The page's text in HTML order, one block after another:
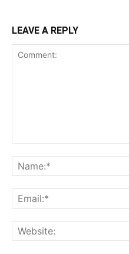
LEAVE A REPLY